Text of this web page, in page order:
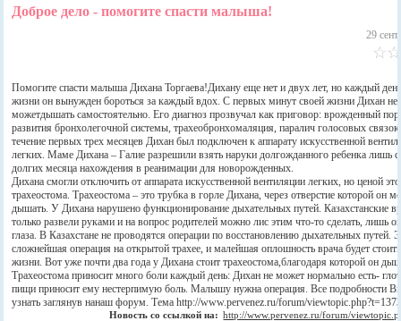
Доброе дело - помогите спасти малыша!
29
Помогите спасти малыша Дихана Торгаева!Дихану еще нет и двух лет, но каждый
жизни он вынужден бороться за каждый вдох. С первых минут своей жизни Дихан не
можетдышать самостоятельно. Его диагноз прозвучал как приговор: врожденный
развития бронхолегочной системы, трахеобронхомаляция, паралич голосовых
течение первых трех месяцев Дихан был подключен к аппарату искусственной
легких. Маме Дихана – Галие разрешили взять наруки долгожданного ребенка лишь
долгих месяца нахождения в реанимации для новорожденных.
Дихана смогли отключить от аппарата искусственной вентиляции легких, но ценой
трахеостома. Трахеостома – это трубка в горле Дихана, через отверстие которой он
дышать. У Дихана нарушено функционирование дыхательных путей. Казахстанские
только развели руками и на вопрос родителей можно лис этим что-то сделать, лишь
глаза. В Казахстане не проводятся операции по восстановлению дыхательных путей.
сложнейшая операция на открытой трахее, и малейшая оплошность врача будет
жизни. Вот уже почти два года у Дихана стоит трахеостома,благодаря которой он
Трахеостома приносит много боли каждый день: Дихан не может нормально есть-
пищи приносит ему нестерпимую боль. Малышу нужна операция. Все подробности
узнать заглянув нанаш форум. Тема http://www.pervenez.ru/forum/
Новость со ссылкой на: http://www.pervenez.ru/forum/